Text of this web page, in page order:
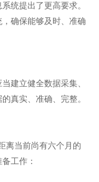
统提出了更高要求。
确保能够及时、准确
建立健全数据采集、
真实、准确、完整。
离当前尚有六个月的
工作：